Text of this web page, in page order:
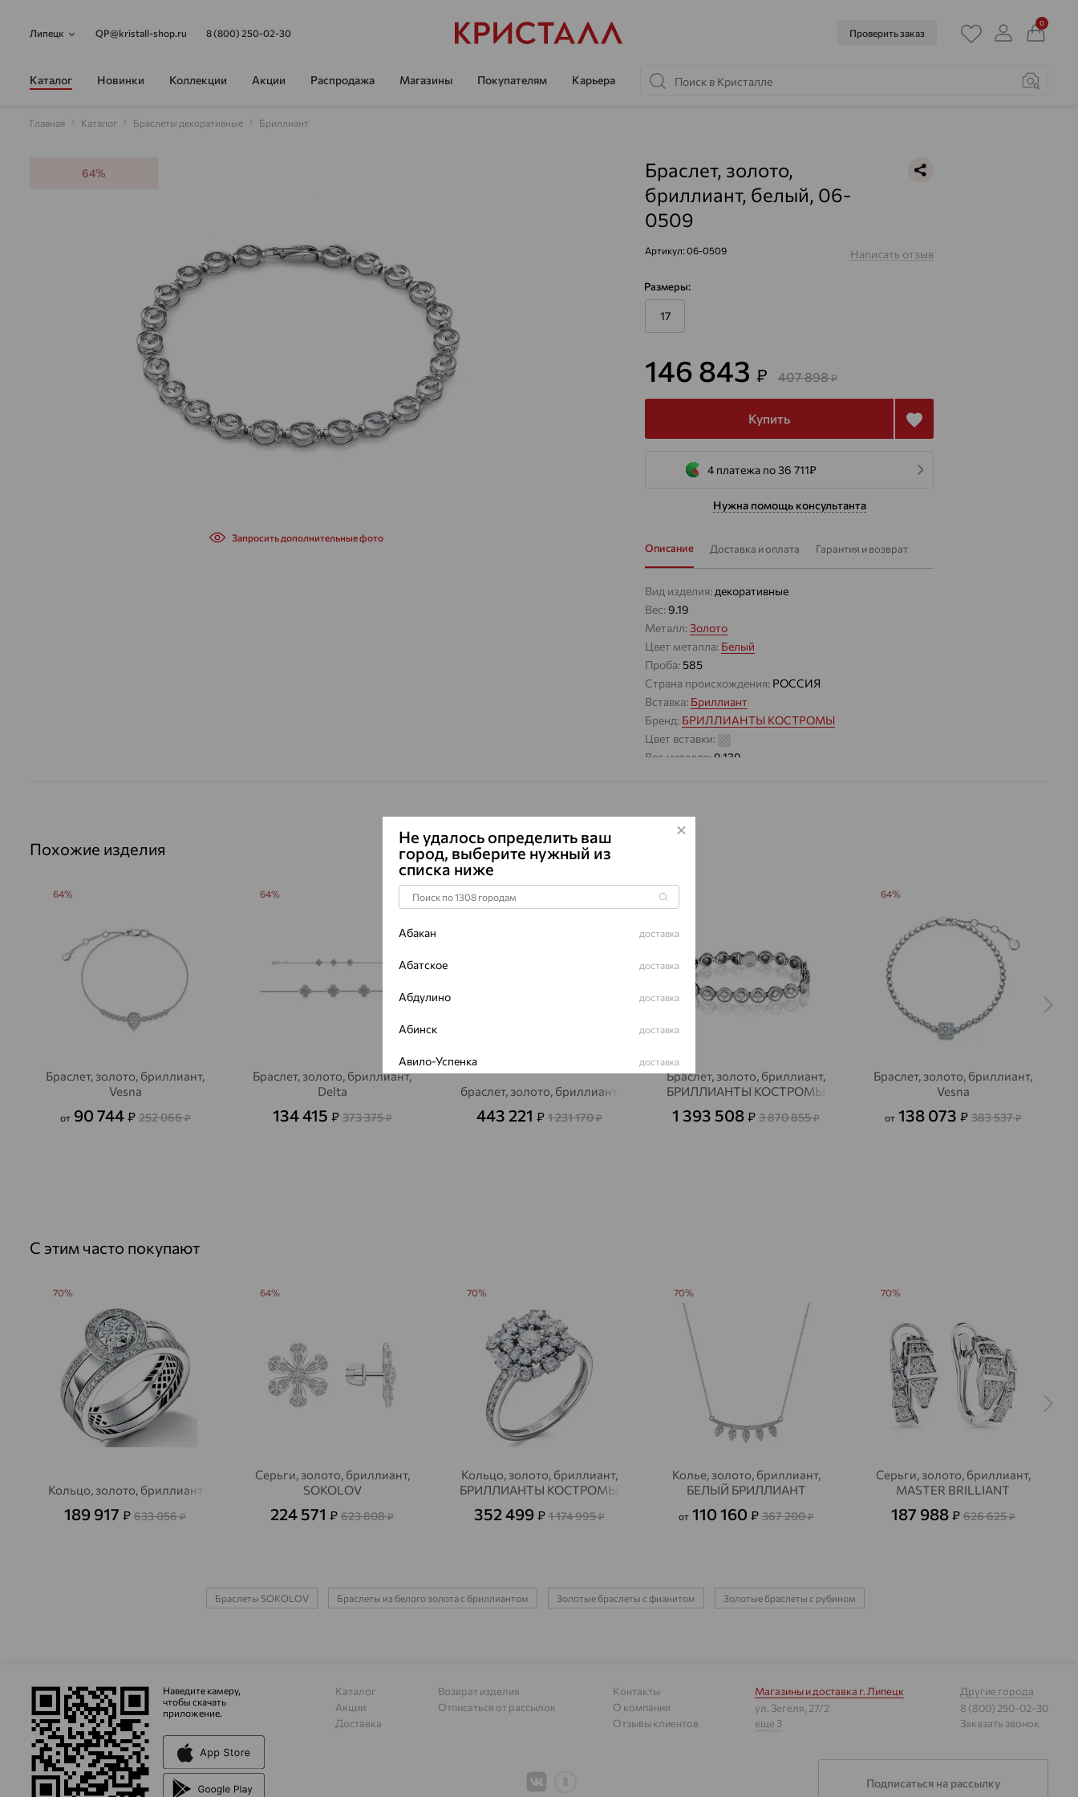
Липецк QP@kristall-shop.ru 8 (800) 250-02-30 Проверить заказ
0
Каталог Новинки Коллекции Акции Распродажа Магазины Покупателям Карьера
Главная Каталог Браслеты декоративные Бриллиант
64%
Запросить дополнительные фото
Браслет, золото,
бриллиант, белый, 06-
0509
Артикул: 06-0509 Написать отзыв
Размеры:
17
146 843 ₽ 407 898₽
Купить
4 платежа по 36 711₽
Нужна помощь консультанта
Описание Доставка и оплата Гарантия и возврат
Вид изделия: декоративные
Вес:9.19
Металл:Золото
Цвет металла: Белый
Проба:585
Страна происхождения: РОССИЯ
Вставка: Бриллиант
Бренд: БРИЛЛИАНТЫ КОСТРОМЫ
Цвет вставки:
Вес металла:9.139
ВИД КАМНЯ
ВЕС
ФОРМА ОГРАНКИ
ГРАНЕЙ
ЧИСТОТА
Похожие изделия
Браслет, золото, бриллиант,
Vesna
от 90 744 ₽ 252 066₽
64%
Браслет, золото, бриллиант,
Delta
134 415 ₽ 373 375₽
64%
браслет, золото, бриллиант
443 221 ₽ 1 231 170₽
64%
Браслет, золото, бриллиант,
БРИЛЛИАНТЫ КОСТРОМЫ
1 393 508 ₽ 3 870 855₽
Браслет, золото, бриллиант,
Vesna
от 138 073 ₽ 383 537₽
64%
С этим часто покупают
Кольцо, золото, бриллиант
189 917 ₽ 633 056₽
70%
Серьги, золото, бриллиант,
SOKOLOV
224 571 ₽ 623 808₽
64%
Кольцо, золото, бриллиант,
БРИЛЛИАНТЫ КОСТРОМЫ
352 499 ₽ 1 174 995₽
70%
Колье, золото, бриллиант,
БЕЛЫЙ БРИЛЛИАНТ
от 110 160 ₽ 367 200₽
70%
Серьги, золото, бриллиант,
MASTER BRILLIANT
187 988 ₽ 626 625₽
70%
Браслеты SOKOLOV Браслеты из белого золота с бриллиантом Золотые браслеты с фианитом Золотые браслеты с рубином
Наведите камеру,
чтобы скачать
приложение.
Каталог
Акции
Доставка
Возврат изделия
Отписаться от рассылок
Контакты
О компании
Отзывы клиентов
Магазины и доставка г. Липецк
ул. Зегеля, 27/2
еще 3
Другие города
8 (800) 250-02-30
Заказать звонок
Подписаться на рассылку
Не удалось определить ваш
город, выберите нужный из
списка ниже
Абакан доставка
Абатское доставка
Абдулино доставка
Абинск доставка
Авило-Успенка доставка
доставка
Актюбинский, Азнакаевский район
Алапаевск доставка
Алексеево-Лозовское доставка